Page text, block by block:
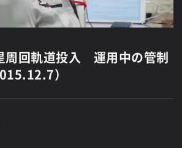
周回軌道投入 運用中の管制
）